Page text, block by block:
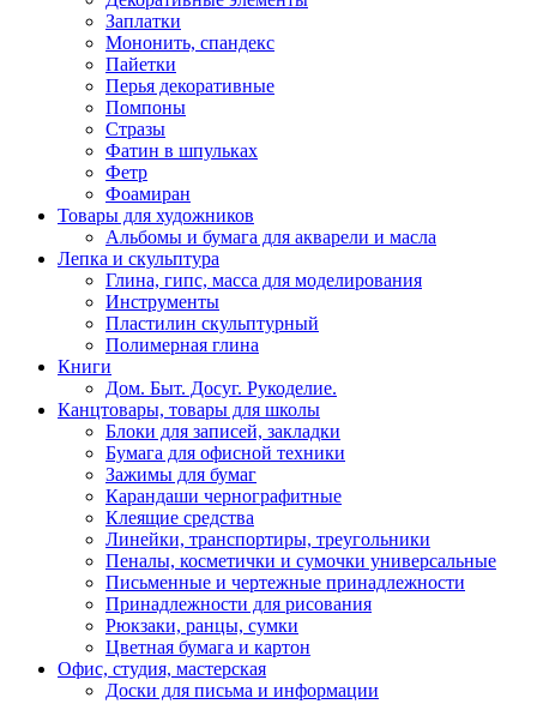
Заплатки
Мононить, спандекс
Пайетки
Перья декоративные
Помпоны
Стразы
Фатин в шпульках
Фетр
Фоамиран
Товары для художников
Альбомы и бумага для акварели и масла
Лепка и скульптура
Глина, гипс, масса для моделирования
Инструменты
Пластилин скульптурный
Полимерная глина
Книги
Дом. Быт. Досуг. Рукоделие.
Канцтовары, товары для школы
Блоки для записей, закладки
Бумага для офисной техники
Зажимы для бумаг
Карандаши чернографитные
Клеящие средства
Линейки, транспортиры, треугольники
Пеналы, косметички и сумочки универсальные
Письменные и чертежные принадлежности
Принадлежности для рисования
Рюкзаки, ранцы, сумки
Цветная бумага и картон
Офис, студия, мастерская
Доски для письма и информации